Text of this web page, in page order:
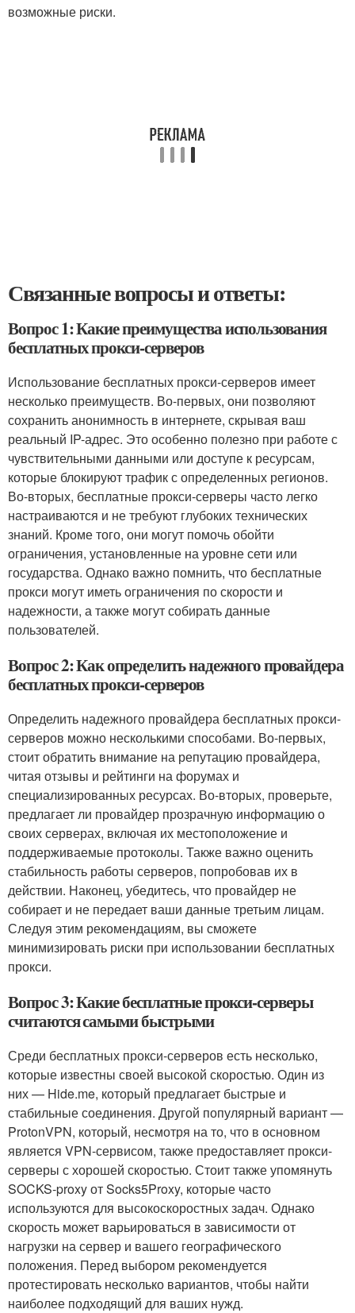
возможные риски.
Связанные вопросы и ответы:
Вопрос 1: Какие преимущества использования
бесплатных прокси-серверов
Использование бесплатных прокси-серверов имеет
несколько преимуществ. Во-первых, они позволяют
сохранить анонимность в интернете, скрывая ваш
реальный IP-адрес. Это особенно полезно при работе с
чувствительными данными или доступе к ресурсам,
которые блокируют трафик с определенных регионов.
Во-вторых, бесплатные прокси-серверы часто легко
настраиваются и не требуют глубоких технических
знаний. Кроме того, они могут помочь обойти
ограничения, установленные на уровне сети или
государства. Однако важно помнить, что бесплатные
прокси могут иметь ограничения по скорости и
надежности, а также могут собирать данные
пользователей.
Вопрос 2: Как определить надежного провайдера
бесплатных прокси-серверов
Определить надежного провайдера бесплатных прокси-
серверов можно несколькими способами. Во-первых,
стоит обратить внимание на репутацию провайдера,
читая отзывы и рейтинги на форумах и
специализированных ресурсах. Во-вторых, проверьте,
предлагает ли провайдер прозрачную информацию о
своих серверах, включая их местоположение и
поддерживаемые протоколы. Также важно оценить
стабильность работы серверов, попробовав их в
действии. Наконец, убедитесь, что провайдер не
собирает и не передает ваши данные третьим лицам.
Следуя этим рекомендациям, вы сможете
минимизировать риски при использовании бесплатных
прокси.
Вопрос 3: Какие бесплатные прокси-серверы
считаются самыми быстрыми
Среди бесплатных прокси-серверов есть несколько,
которые известны своей высокой скоростью. Один из
них — Hide.me, который предлагает быстрые и
стабильные соединения. Другой популярный вариант —
ProtonVPN, который, несмотря на то, что в основном
является VPN-сервисом, также предоставляет прокси-
серверы с хорошей скоростью. Стоит также упомянуть
SOCKS-proxy от Socks5Proxy, которые часто
используются для высокоскоростных задач. Однако
скорость может варьироваться в зависимости от
нагрузки на сервер и вашего географического
положения. Перед выбором рекомендуется
протестировать несколько вариантов, чтобы найти
наиболее подходящий для ваших нужд.